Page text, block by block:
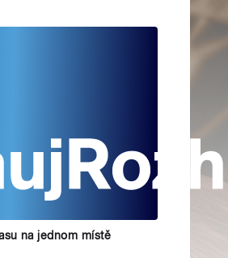
na jednom místě